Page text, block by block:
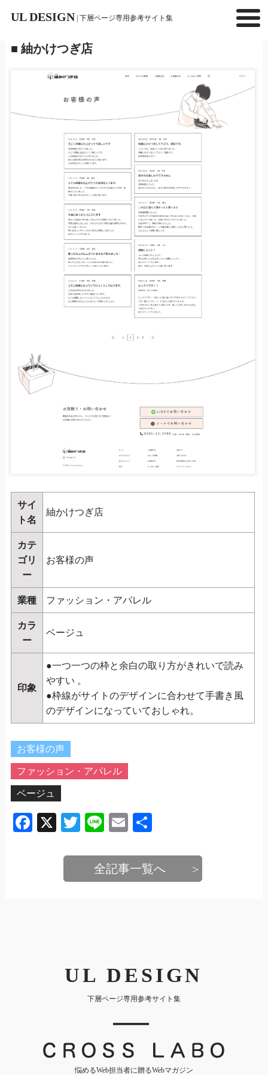
UL DESIGN | 下層ページ専用参考サイト集
■ 紬かけつぎ店
サイ
ト名
紬かけつぎ店
カテ
ゴリ
ー
お客様の声
業種 ファッション・アパレル
カラ
ー
ベージュ
印象
●一つ一つの枠と余白の取り方がきれいで読み
やすい 。
●枠線がサイトのデザインに合わせて手書き風
のデザインになっていておしゃれ。
お客様の声
ファッション・アパレル
ベージュ
Facebook
X TwitterLineEmail
全記事一覧へ
UL DESIGN
下層ページ専用参考サイト集
｜
悩めるWeb担当者に贈るWebマガジン